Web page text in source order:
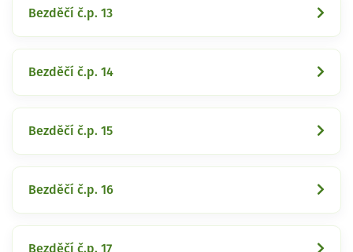
Bezděčí č.p. 13
Bezděčí č.p. 14
Bezděčí č.p. 15
Bezděčí č.p. 16
Bezděčí č.p. 17